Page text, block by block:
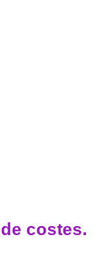
costes.